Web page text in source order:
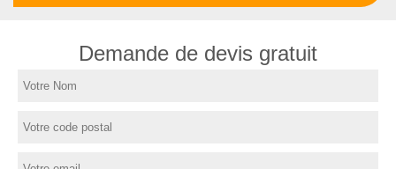
Demande de devis gratuit